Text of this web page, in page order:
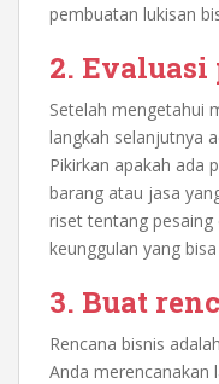
pembuatan lukisan
2. Evaluasi
Setelah mengetahui
langkah selanjutnya
Pikirkan apakah ada
barang atau jasa
riset tentang pesaing
keunggulan yang
3. Buat
Rencana bisnis
Anda merencanakan